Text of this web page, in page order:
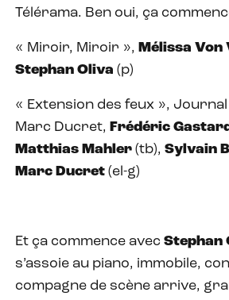
Télérama. Ben oui, ça
« Miroir, Miroir », Mélissa Von
Stephan Oliva (p)
« Extension des feux »,
Marc Ducret, Frédéric
Matthias Mahler (tb), Sylvain
Marc Ducret (el-g)
Et ça commence avec Stephan
s’assoie au piano, immobile,
compagne de scène arrive,